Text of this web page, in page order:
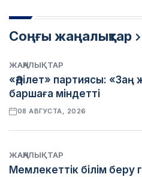
Соңғы жаңалықтар
ЖАҢАЛЫҚТАР
«Әділет» партиясы: «Заң
баршаға міндетті
08 АВГУСТА, 2026
ЖАҢАЛЫҚТАР
Мемлекеттік білім беру